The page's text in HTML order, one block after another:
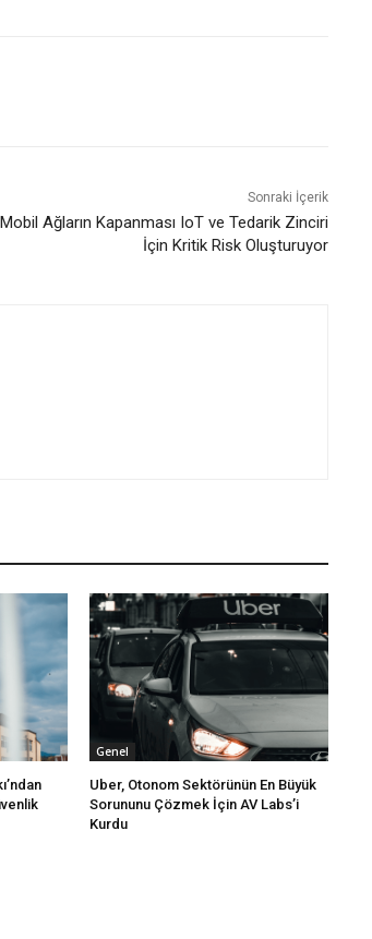
Sonraki İçerik
Ağların Kapanması IoT ve Tedarik Zinciri
İçin Kritik Risk Oluşturuyor
Genel
Uber, Otonom Sektörünün En Büyük
Sorununu Çözmek İçin AV Labs’i
Kurdu